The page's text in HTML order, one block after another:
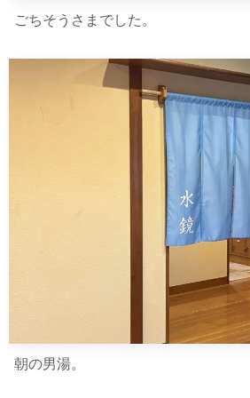
ごちそうさまでした。
朝の男湯。